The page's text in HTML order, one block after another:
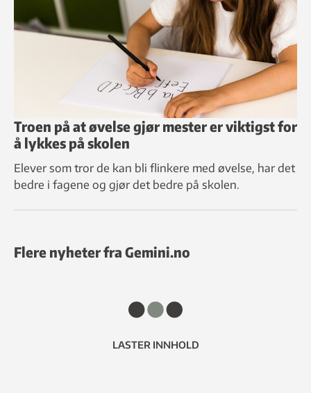
Troen på at øvelse gjør mester er viktigst for
å lykkes på skolen
Elever som tror de kan bli flinkere med øvelse, har det
bedre i fagene og gjør det bedre på skolen.
Flere nyheter fra Gemini.no
LASTER INNHOLD